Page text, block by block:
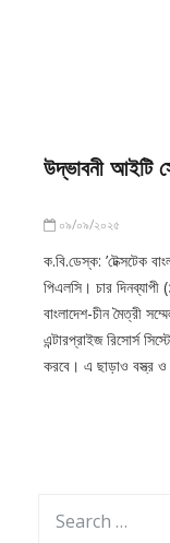
উদ্ভাবনী আইটি
০৯/০৯/২০২৫
ক.বি.ডেস্ক: ’টেক্সটেক
পিএলসি। চার
বাংলাদেশ-চীন মৈত্রী
এন্টারপ্রাইজ রিসোর্স
করবে। এ ছাড়াও বস্ত্র ও